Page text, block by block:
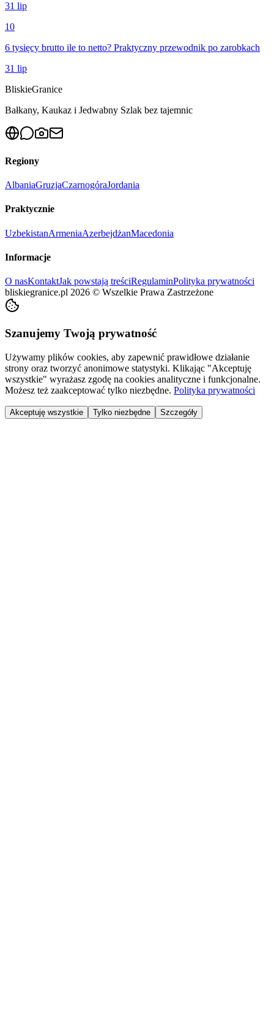
31 lip
10
6 tysięcy brutto ile to netto? Praktyczny przewodnik po zarobkach
31 lip
BliskieGranice
Bałkany, Kaukaz i Jedwabny Szlak bez tajemnic
Regiony
AlbaniaGruzjaCzarnogóraJordania
Praktycznie
UzbekistanArmeniaAzerbejdżanMacedonia
Informacje
O nasKontaktJak powstają treściRegulaminPolityka prywatności
bliskiegranice.pl 2026 © Wszelkie Prawa Zastrzeżone
Szanujemy Twoją prywatność
Używamy plików cookies, aby zapewnić prawidłowe działanie
strony oraz tworzyć anonimowe statystyki. Klikając "Akceptuję
wszystkie" wyrażasz zgodę na cookies analityczne i funkcjonalne.
Możesz też zaakceptować tylko niezbędne. Polityka prywatności
Akceptuję wszystkie Tylko niezbędne Szczegóły